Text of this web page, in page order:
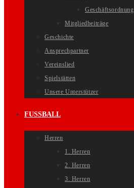
Geschäftsordnung
Mitgliedbeiträge
Geschichte
Ansprechpartner
Vereinslied
Spielstätten
Unsere Unterstützer
FUSSBALL
Herren
1. Herren
2. Herren
3. Herren